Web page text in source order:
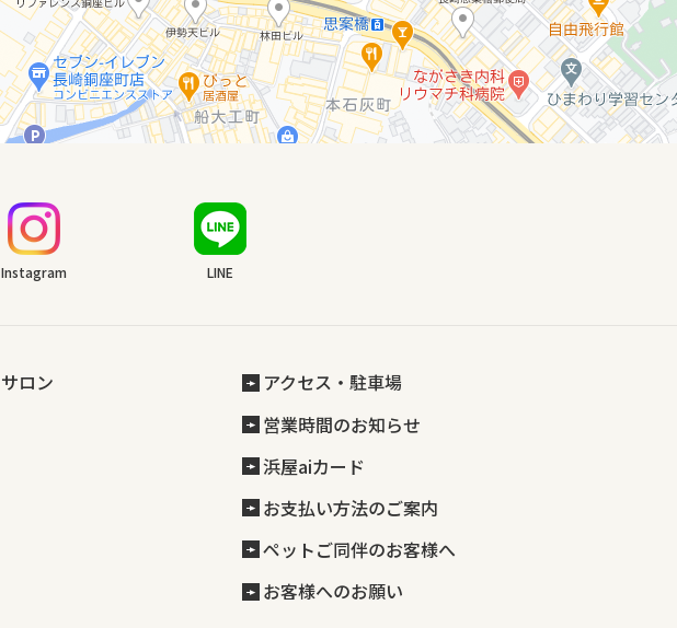
Instagram LINE
サロン
アクセス・駐車場
営業時間のお知らせ
浜屋aiカード
お支払い方法のご案内
ペットご同伴のお客様へ
お客様へのお願い